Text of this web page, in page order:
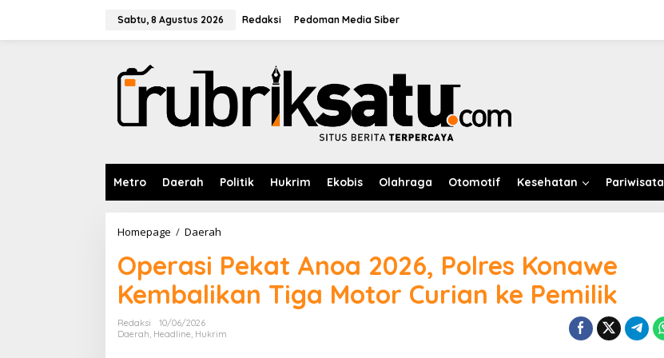
Sabtu, 8 Agustus 2026 Redaksi Pedoman Media Siber
Metro Daerah Politik Hukrim Ekobis Olahraga Otomotif Kesehatan Pariwisata
Homepage / Daerah
e
r
a
s
P
Operasi Pekat Anoa 2026, Polres Konawe
Kembalikan Tiga Motor Curian ke Pemilik
Redaksi
10/06/2026
Daerah Headline Hukrim